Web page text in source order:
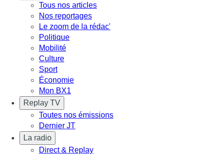
Tous nos articles
Nos reportages
Le zoom de la rédac'
Politique
Mobilité
Culture
Sport
Économie
Mon BX1
Replay TV
Toutes nos émissions
Dernier JT
La radio
Direct & Replay